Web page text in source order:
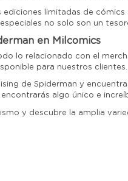
ediciones limitadas de
no solo son un
en Milcomics
lo relacionado con el
para nuestros clientes.
de Spiderman y
algo único e
y descubre la amplia